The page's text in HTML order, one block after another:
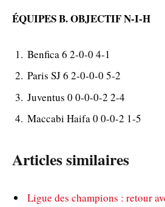
ÉQUIPES B. OBJECTIF N-I-H
Benfica 6 2-0-0 4-1
Paris SJ 6 2-0-0-0 5-2
Juventus 0 0-0-0-2 2-4
Maccabi Haifa 0 0-0-2 1-5
Articles similaires
Ligue des champions : retour